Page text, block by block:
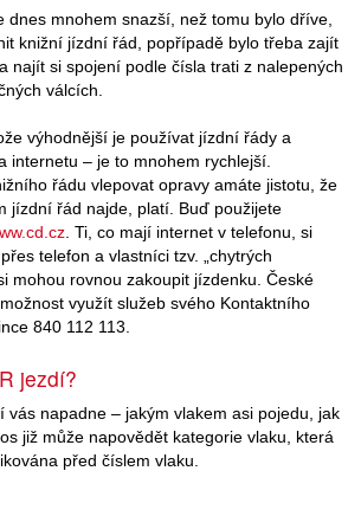
dnes mnohem snazší, než tomu bylo dříve,
knižní jízdní řád, popřípadě bylo třeba zajít
najít si spojení podle čísla trati z nalepených
válcích.
výhodnější je používat jízdní řády a
internetu – je to mnohem rychlejší.
řádu vlepovat opravy amáte jistotu, že
jízdní řád najde, platí. Buď použijete
. Ti, co mají internet v telefonu, si
telefon a vlastníci tzv. „chytrých
mohou rovnou zakoupit jízdenku. České
využít služeb svého Kontaktního
840 112 113.
jezdí?
vás napadne – jakým vlakem asi pojedu, jak
již může napovědět kategorie vlaku, která
před číslem vlaku.